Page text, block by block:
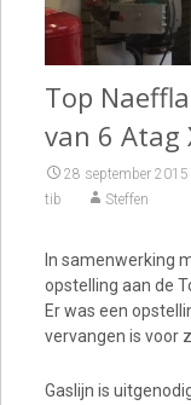
Top
van 6 Atag
28 september 2015
tib Steffen
In samenwerking
opstelling aan de
Er was een
vervangen is voor
Gaslijn is